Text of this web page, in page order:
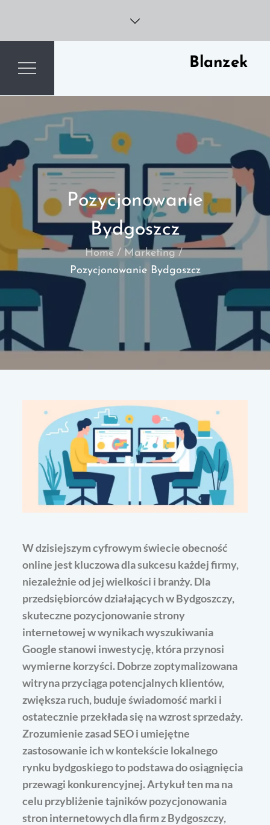
content
Blanzek
Pozycjonowanie
Bydgoszcz
Home
Marketing
Pozycjonowanie Bydgoszcz
W dzisiejszym cyfrowym świecie obecność
online jest kluczowa dla sukcesu każdej firmy,
niezależnie od jej wielkości i branży. Dla
przedsiębiorców działających w Bydgoszczy,
skuteczne pozycjonowanie strony
internetowej w wynikach wyszukiwania
Google stanowi inwestycję, która przynosi
wymierne korzyści. Dobrze zoptymalizowana
witryna przyciąga potencjalnych klientów,
zwiększa ruch, buduje świadomość marki i
ostatecznie przekłada się na wzrost sprzedaży.
Zrozumienie zasad SEO i umiejętne
zastosowanie ich w kontekście lokalnego
rynku bydgoskiego to podstawa do osiągnięcia
przewagi konkurencyjnej. Artykuł ten ma na
celu przybliżenie tajników pozycjonowania
stron internetowych dla firm z Bydgoszczy,